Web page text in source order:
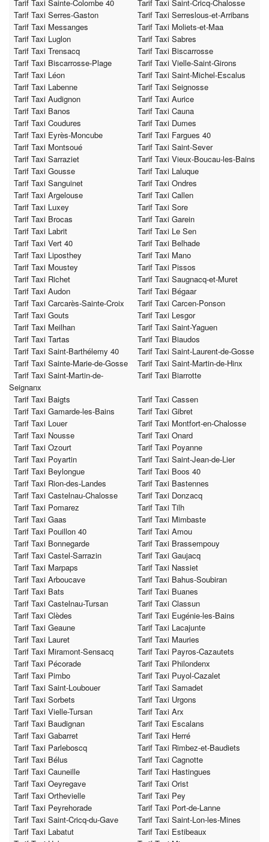
Tarif Taxi Sainte-Colombe 40
Tarif Taxi Saint-Cricq-Chalosse
Tarif Taxi Serres-Gaston
Tarif Taxi Serreslous-et-Arribans
Tarif Taxi Messanges
Tarif Taxi Moliets-et-Maa
Tarif Taxi Luglon
Tarif Taxi Sabres
Tarif Taxi Trensacq
Tarif Taxi Biscarrosse
Tarif Taxi Biscarrosse-Plage
Tarif Taxi Vielle-Saint-Girons
Tarif Taxi Léon
Tarif Taxi Saint-Michel-Escalus
Tarif Taxi Labenne
Tarif Taxi Seignosse
Tarif Taxi Audignon
Tarif Taxi Aurice
Tarif Taxi Banos
Tarif Taxi Cauna
Tarif Taxi Coudures
Tarif Taxi Dumes
Tarif Taxi Eyrès-Moncube
Tarif Taxi Fargues 40
Tarif Taxi Montsoué
Tarif Taxi Saint-Sever
Tarif Taxi Sarraziet
Tarif Taxi Vieux-Boucau-les-Bains
Tarif Taxi Gousse
Tarif Taxi Laluque
Tarif Taxi Sanguinet
Tarif Taxi Ondres
Tarif Taxi Argelouse
Tarif Taxi Callen
Tarif Taxi Luxey
Tarif Taxi Sore
Tarif Taxi Brocas
Tarif Taxi Garein
Tarif Taxi Labrit
Tarif Taxi Le Sen
Tarif Taxi Vert 40
Tarif Taxi Belhade
Tarif Taxi Liposthey
Tarif Taxi Mano
Tarif Taxi Moustey
Tarif Taxi Pissos
Tarif Taxi Richet
Tarif Taxi Saugnacq-et-Muret
Tarif Taxi Audon
Tarif Taxi Bégaar
Tarif Taxi Carcarès-Sainte-Croix
Tarif Taxi Carcen-Ponson
Tarif Taxi Gouts
Tarif Taxi Lesgor
Tarif Taxi Meilhan
Tarif Taxi Saint-Yaguen
Tarif Taxi Tartas
Tarif Taxi Biaudos
Tarif Taxi Saint-Barthélemy 40
Tarif Taxi Saint-Laurent-de-Gosse
Tarif Taxi Sainte-Marie-de-Gosse
Tarif Taxi Saint-Martin-de-Hinx
Tarif Taxi Saint-Martin-de-
Seignanx
Tarif Taxi Biarrotte
Tarif Taxi Baigts
Tarif Taxi Cassen
Tarif Taxi Gamarde-les-Bains
Tarif Taxi Gibret
Tarif Taxi Louer
Tarif Taxi Montfort-en-Chalosse
Tarif Taxi Nousse
Tarif Taxi Onard
Tarif Taxi Ozourt
Tarif Taxi Poyanne
Tarif Taxi Poyartin
Tarif Taxi Saint-Jean-de-Lier
Tarif Taxi Beylongue
Tarif Taxi Boos 40
Tarif Taxi Rion-des-Landes
Tarif Taxi Bastennes
Tarif Taxi Castelnau-Chalosse
Tarif Taxi Donzacq
Tarif Taxi Pomarez
Tarif Taxi Tilh
Tarif Taxi Gaas
Tarif Taxi Mimbaste
Tarif Taxi Pouillon 40
Tarif Taxi Amou
Tarif Taxi Bonnegarde
Tarif Taxi Brassempouy
Tarif Taxi Castel-Sarrazin
Tarif Taxi Gaujacq
Tarif Taxi Marpaps
Tarif Taxi Nassiet
Tarif Taxi Arboucave
Tarif Taxi Bahus-Soubiran
Tarif Taxi Bats
Tarif Taxi Buanes
Tarif Taxi Castelnau-Tursan
Tarif Taxi Classun
Tarif Taxi Clèdes
Tarif Taxi Eugénie-les-Bains
Tarif Taxi Geaune
Tarif Taxi Lacajunte
Tarif Taxi Lauret
Tarif Taxi Mauries
Tarif Taxi Miramont-Sensacq
Tarif Taxi Payros-Cazautets
Tarif Taxi Pécorade
Tarif Taxi Philondenx
Tarif Taxi Pimbo
Tarif Taxi Puyol-Cazalet
Tarif Taxi Saint-Loubouer
Tarif Taxi Samadet
Tarif Taxi Sorbets
Tarif Taxi Urgons
Tarif Taxi Vielle-Tursan
Tarif Taxi Arx
Tarif Taxi Baudignan
Tarif Taxi Escalans
Tarif Taxi Gabarret
Tarif Taxi Herré
Tarif Taxi Parleboscq
Tarif Taxi Rimbez-et-Baudiets
Tarif Taxi Bélus
Tarif Taxi Cagnotte
Tarif Taxi Cauneille
Tarif Taxi Hastingues
Tarif Taxi Oeyregave
Tarif Taxi Orist
Tarif Taxi Orthevielle
Tarif Taxi Pey
Tarif Taxi Peyrehorade
Tarif Taxi Port-de-Lanne
Tarif Taxi Saint-Cricq-du-Gave
Tarif Taxi Saint-Lon-les-Mines
Tarif Taxi Labatut
Tarif Taxi Estibeaux